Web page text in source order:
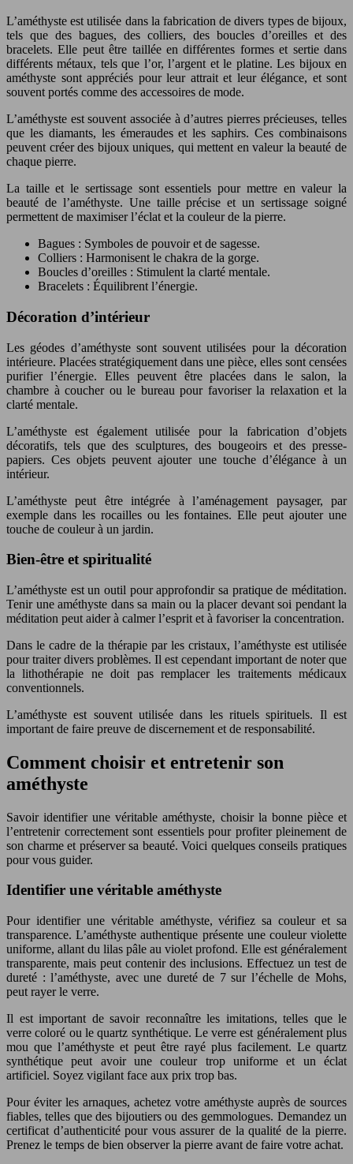
L’améthyste est utilisée dans la fabrication de divers types de bijoux,
tels que des bagues, des colliers, des boucles d’oreilles et des
bracelets. Elle peut être taillée en différentes formes et sertie dans
différents métaux, tels que l’or, l’argent et le platine. Les bijoux en
améthyste sont appréciés pour leur attrait et leur élégance, et sont
souvent portés comme des accessoires de mode.
L’améthyste est souvent associée à d’autres pierres précieuses, telles
que les diamants, les émeraudes et les saphirs. Ces combinaisons
peuvent créer des bijoux uniques, qui mettent en valeur la beauté de
chaque pierre.
La taille et le sertissage sont essentiels pour mettre en valeur la
beauté de l’améthyste. Une taille précise et un sertissage soigné
permettent de maximiser l’éclat et la couleur de la pierre.
Bagues : Symboles de pouvoir et de sagesse.
Colliers : Harmonisent le chakra de la gorge.
Boucles d’oreilles : Stimulent la clarté mentale.
Bracelets : Équilibrent l’énergie.
Décoration d’intérieur
Les géodes d’améthyste sont souvent utilisées pour la décoration
intérieure. Placées stratégiquement dans une pièce, elles sont censées
purifier l’énergie. Elles peuvent être placées dans le salon, la
chambre à coucher ou le bureau pour favoriser la relaxation et la
clarté mentale.
L’améthyste est également utilisée pour la fabrication d’objets
décoratifs, tels que des sculptures, des bougeoirs et des presse-
papiers. Ces objets peuvent ajouter une touche d’élégance à un
intérieur.
L’améthyste peut être intégrée à l’aménagement paysager, par
exemple dans les rocailles ou les fontaines. Elle peut ajouter une
touche de couleur à un jardin.
Bien-être et spiritualité
L’améthyste est un outil pour approfondir sa pratique de méditation.
Tenir une améthyste dans sa main ou la placer devant soi pendant la
méditation peut aider à calmer l’esprit et à favoriser la concentration.
Dans le cadre de la thérapie par les cristaux, l’améthyste est utilisée
pour traiter divers problèmes. Il est cependant important de noter que
la lithothérapie ne doit pas remplacer les traitements médicaux
conventionnels.
L’améthyste est souvent utilisée dans les rituels spirituels. Il est
important de faire preuve de discernement et de responsabilité.
Comment choisir et entretenir son
améthyste
Savoir identifier une véritable améthyste, choisir la bonne pièce et
l’entretenir correctement sont essentiels pour profiter pleinement de
son charme et préserver sa beauté. Voici quelques conseils pratiques
pour vous guider.
Identifier une véritable améthyste
Pour identifier une véritable améthyste, vérifiez sa couleur et sa
transparence. L’améthyste authentique présente une couleur violette
uniforme, allant du lilas pâle au violet profond. Elle est généralement
transparente, mais peut contenir des inclusions. Effectuez un test de
dureté : l’améthyste, avec une dureté de 7 sur l’échelle de Mohs,
peut rayer le verre.
Il est important de savoir reconnaître les imitations, telles que le
verre coloré ou le quartz synthétique. Le verre est généralement plus
mou que l’améthyste et peut être rayé plus facilement. Le quartz
synthétique peut avoir une couleur trop uniforme et un éclat
artificiel. Soyez vigilant face aux prix trop bas.
Pour éviter les arnaques, achetez votre améthyste auprès de sources
fiables, telles que des bijoutiers ou des gemmologues. Demandez un
certificat d’authenticité pour vous assurer de la qualité de la pierre.
Prenez le temps de bien observer la pierre avant de faire votre achat.